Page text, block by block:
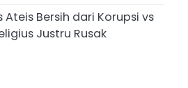
Bersih dari Korupsi vs
Justru Rusak